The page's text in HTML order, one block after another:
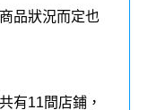
品狀況而定也
有11間店鋪，